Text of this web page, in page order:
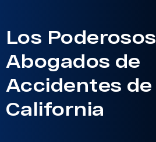
Los Poderosos
Abogados de
Accidentes de
California